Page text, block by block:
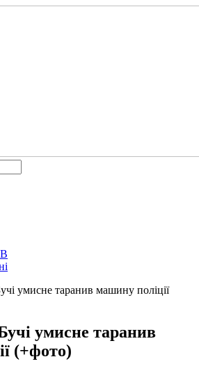
умисне таранив машину поліції
умисне таранив
(+фото)